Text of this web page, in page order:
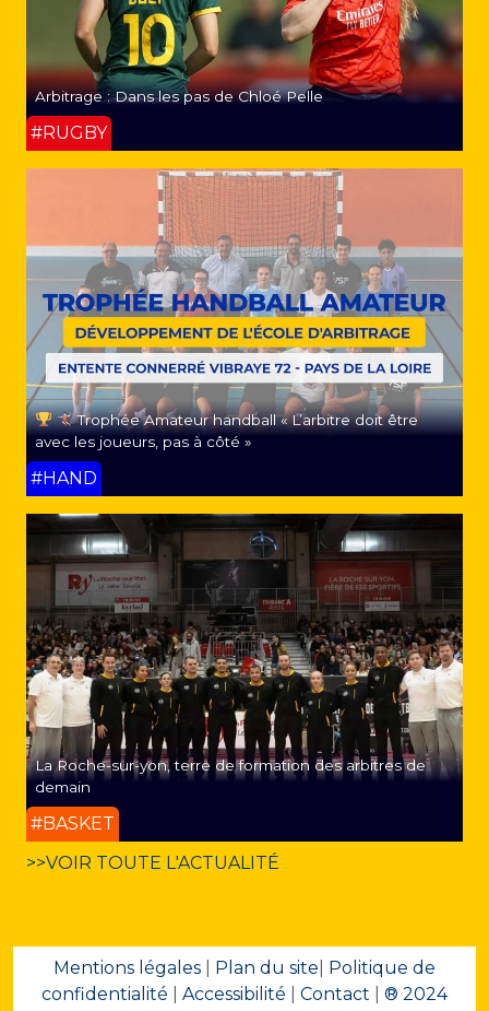
Arbitrage : Dans les pas de Chloé Pelle
#RUGBY
Trophée Amateur handball « L’arbitre doit être
avec les joueurs, pas à côté »
#HAND
La Roche-sur-yon, terre de formation des arbitres de
demain
#BASKET
>>VOIR TOUTE L'ACTUALITÉ
Mentions légales Plan du site Politique de
confidentialité
Accessibilité Contact
® 2024